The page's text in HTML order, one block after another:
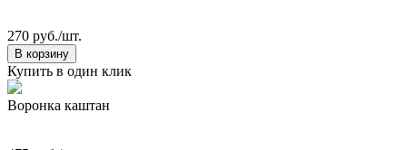
270 руб./шт.
В корзину
Купить в один клик
Воронка каштан